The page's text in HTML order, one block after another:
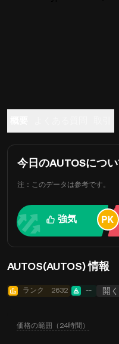
今日のAUTOSにつ
注：このデータは参考です。
強気
AUTOS(AUTOS) 情報
ランク 2632 -- 開く
価格の範囲（24時間）